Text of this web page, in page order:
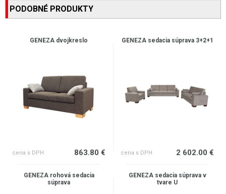
PODOBNÉ PRODUKTY
GENEZA dvojkreslo
cena s DPH 863.80 €
GENEZA sedacia súprava 3+2+1
cena s DPH 2 602.00 €
GENEZA rohová sedacia
súprava
GENEZA sedacia súprava v
tvare U